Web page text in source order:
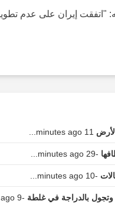
"اتفقت إيران على عدم
11 minutes ago...
-29 minutes ago...
-10 minutes ago...
بالدراجة في غلطة -9 minutes ago...